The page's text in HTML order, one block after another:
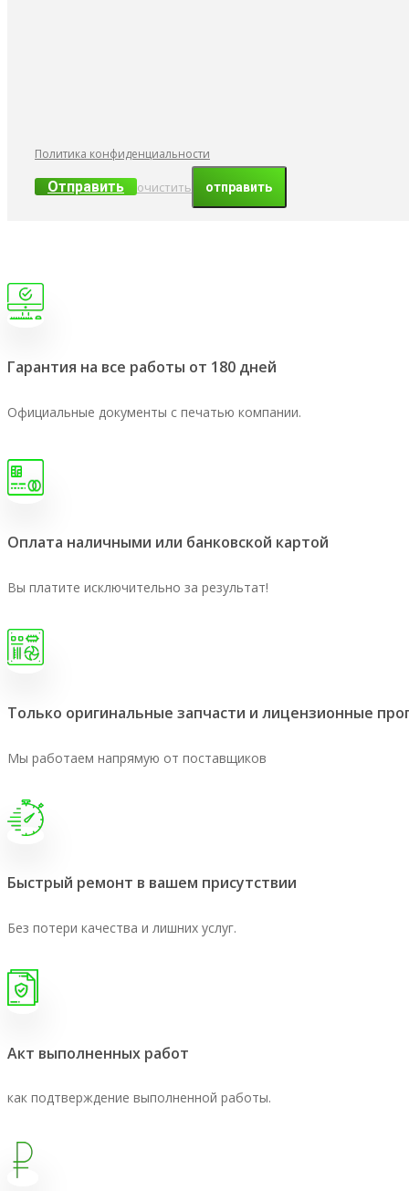
Политика конфиденциальности
Отправить очистить
Гарантия на все работы от 180 дней
Официальные документы с печатью компании.
Оплата наличными или банковской картой
Вы платите исключительно за результат!
Только оригинальные запчасти и лицензионные
Мы работаем напрямую от поставщиков
Быстрый ремонт в вашем присутствии
Без потери качества и лишних услуг.
Акт выполненных работ
как подтверждение выполненной работы.